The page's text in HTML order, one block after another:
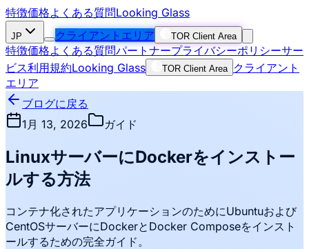
特徴価格よくある質問Looking Glass
JP クライアントエリア TOR Client Area
特徴価格よくある質問パートナープライバシーポリシーサー
ビス利用規約Looking Glass TOR Client Area
クライアント
エリア
ブログに戻る
1月 13, 2026
ガイド
LinuxサーバーにDockerをインストー
ルする方法
コンテナ化されたアプリケーションのためにUbuntuおよび
CentOSサーバーにDockerとDocker Composeをインスト
ールするための完全ガイド。